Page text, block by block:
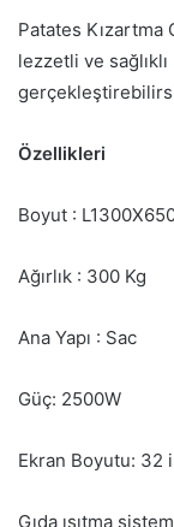
Patates
lezzetli ve sağlıklı
Özellikleri
Boyut :
Ağırlık : 300 Kg
Ana Yapı : Sac
Güç: 2500W
Ekran Boyutu: 32
Gıda ısıtma